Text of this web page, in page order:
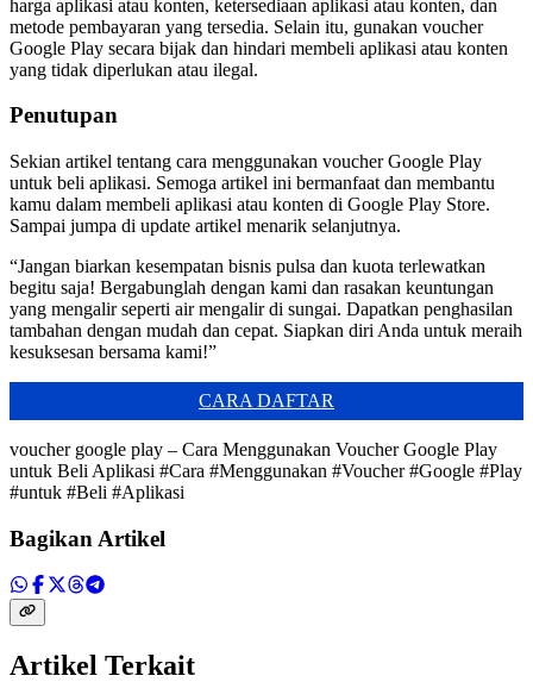
harga aplikasi atau konten, ketersediaan aplikasi atau konten, dan
metode pembayaran yang tersedia. Selain itu, gunakan voucher
Google Play secara bijak dan hindari membeli aplikasi atau konten
yang tidak diperlukan atau ilegal.
Penutupan
Sekian artikel tentang cara menggunakan voucher Google Play
untuk beli aplikasi. Semoga artikel ini bermanfaat dan membantu
kamu dalam membeli aplikasi atau konten di Google Play Store.
Sampai jumpa di update artikel menarik selanjutnya.
“Jangan biarkan kesempatan bisnis pulsa dan kuota terlewatkan
begitu saja! Bergabunglah dengan kami dan rasakan keuntungan
yang mengalir seperti air mengalir di sungai. Dapatkan penghasilan
tambahan dengan mudah dan cepat. Siapkan diri Anda untuk meraih
kesuksesan bersama kami!”
CARA DAFTAR
voucher google play – Cara Menggunakan Voucher Google Play
untuk Beli Aplikasi #Cara #Menggunakan #Voucher #Google #Play
#untuk #Beli #Aplikasi
Bagikan Artikel
Artikel Terkait